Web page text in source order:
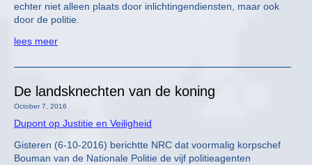
echter niet alleen plaats door inlichtingendiensten, maar ook
door de politie.
lees meer
De landsknechten van de koning
October 7, 2016
Dupont op Justitie en Veiligheid
Gisteren (6-10-2016) berichtte NRC dat voormalig korpschef
Bouman van de Nationale Politie de vijf politieagenten